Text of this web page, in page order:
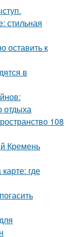
стильная
оставить к
в
отдыха
108
Кремень
где